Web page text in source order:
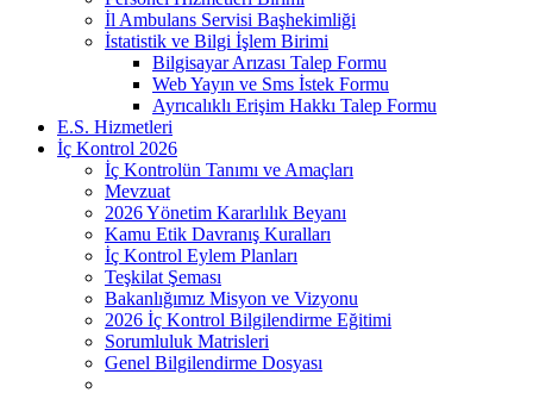
İl Ambulans Servisi Başhekimliği
İstatistik ve Bilgi İşlem Birimi
Bilgisayar Arızası Talep Formu
Web Yayın ve Sms İstek Formu
Ayrıcalıklı Erişim Hakkı Talep Formu
E.S. Hizmetleri
İç Kontrol 2026
İç Kontrolün Tanımı ve Amaçları
Mevzuat
2026 Yönetim Kararlılık Beyanı
Kamu Etik Davranış Kuralları
İç Kontrol Eylem Planları
Teşkilat Şeması
Bakanlığımız Misyon ve Vizyonu
2026 İç Kontrol Bilgilendirme Eğitimi
Sorumluluk Matrisleri
Genel Bilgilendirme Dosyası